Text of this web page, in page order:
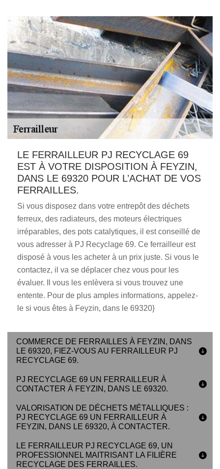
LE FERRAILLEUR PJ RECYCLAGE 69
EST À VOTRE DISPOSITION À FEYZIN,
DANS LE 69320 POUR L’ACHAT DE VOS
FERRAILLES.
Si vous disposez dans votre entrepôt des déchets
ferreux, des radiateurs, des moteurs électriques
irréparables, des pots catalytiques, il est conseillé de
vous adresser à PJ Recyclage 69. Ce ferrailleur est
disposé à vous les acheter à un prix juste. Si vous le
contactez, il va se déplacer chez vous pour les
évaluer. Il vous les enlèvera si vous trouvez une
entente. Pour de plus amples informations, appelez-
le si vous êtes à Feyzin, dans le 69320}
COMMERCE DE FERRAILLES À FEYZIN, DANS
LE 69320, FIEZ-VOUS AU FERRAILLEUR PJ
RECYCLAGE 69.
PJ RECYCLAGE 69 UN FERRAILLEUR À
CONTACTER À FEYZIN, DANS LE 69320.
VALORISATION DE DÉCHETS MÉTALLIQUES :
PJ RECYCLAGE 69 UN FERRAILLEUR À
FEYZIN, DANS LE 69320, À CONTACTER.
LE FERRAILLEUR PJ RECYCLAGE 69, UN
PROFESSIONNEL MAITRISANT LA FILIÈRE
RECYCLAGE DES FERRAILLES.